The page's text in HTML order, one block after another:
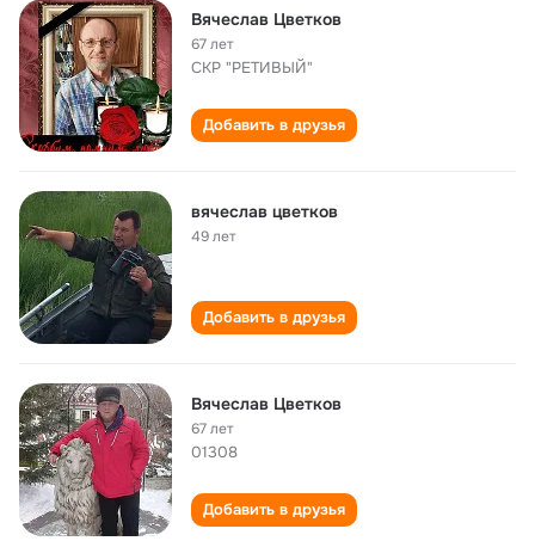
Вячеслав Цветков
67 лет
СКР "РЕТИВЫЙ"
Добавить в друзья
вячеслав цветков
49 лет
Добавить в друзья
Вячеслав Цветков
67 лет
01308
Добавить в друзья